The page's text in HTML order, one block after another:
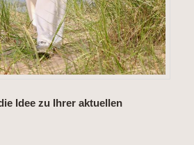
Idee zu Ihrer aktuellen